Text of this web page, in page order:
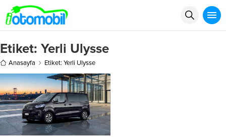
Etiket: Yerli Ulysse
Anasayfa Etiket: Yerli Ulysse